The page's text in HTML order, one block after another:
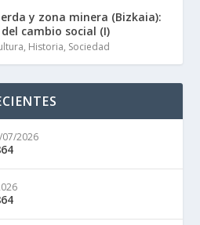
y zona minera (Bizkaia):
cambio social (I)
, Historia, Sociedad
07/2026